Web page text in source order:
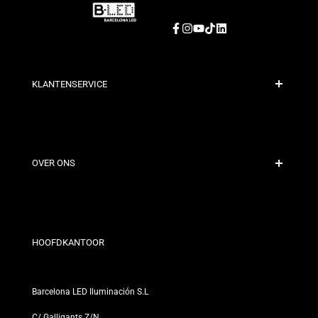
Facebook
Instagram
YouTube
TikTokLinkedIn
KLANTENSERVICE
Contact
OVER ONS
Onze Winkels
HOOFDKANTOOR
Barcelona LED Iluminación S.L